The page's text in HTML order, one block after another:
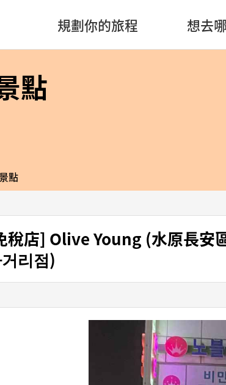
規劃你的旅程 想去
點
點
稅店] Olive Young (水原長安
리점)